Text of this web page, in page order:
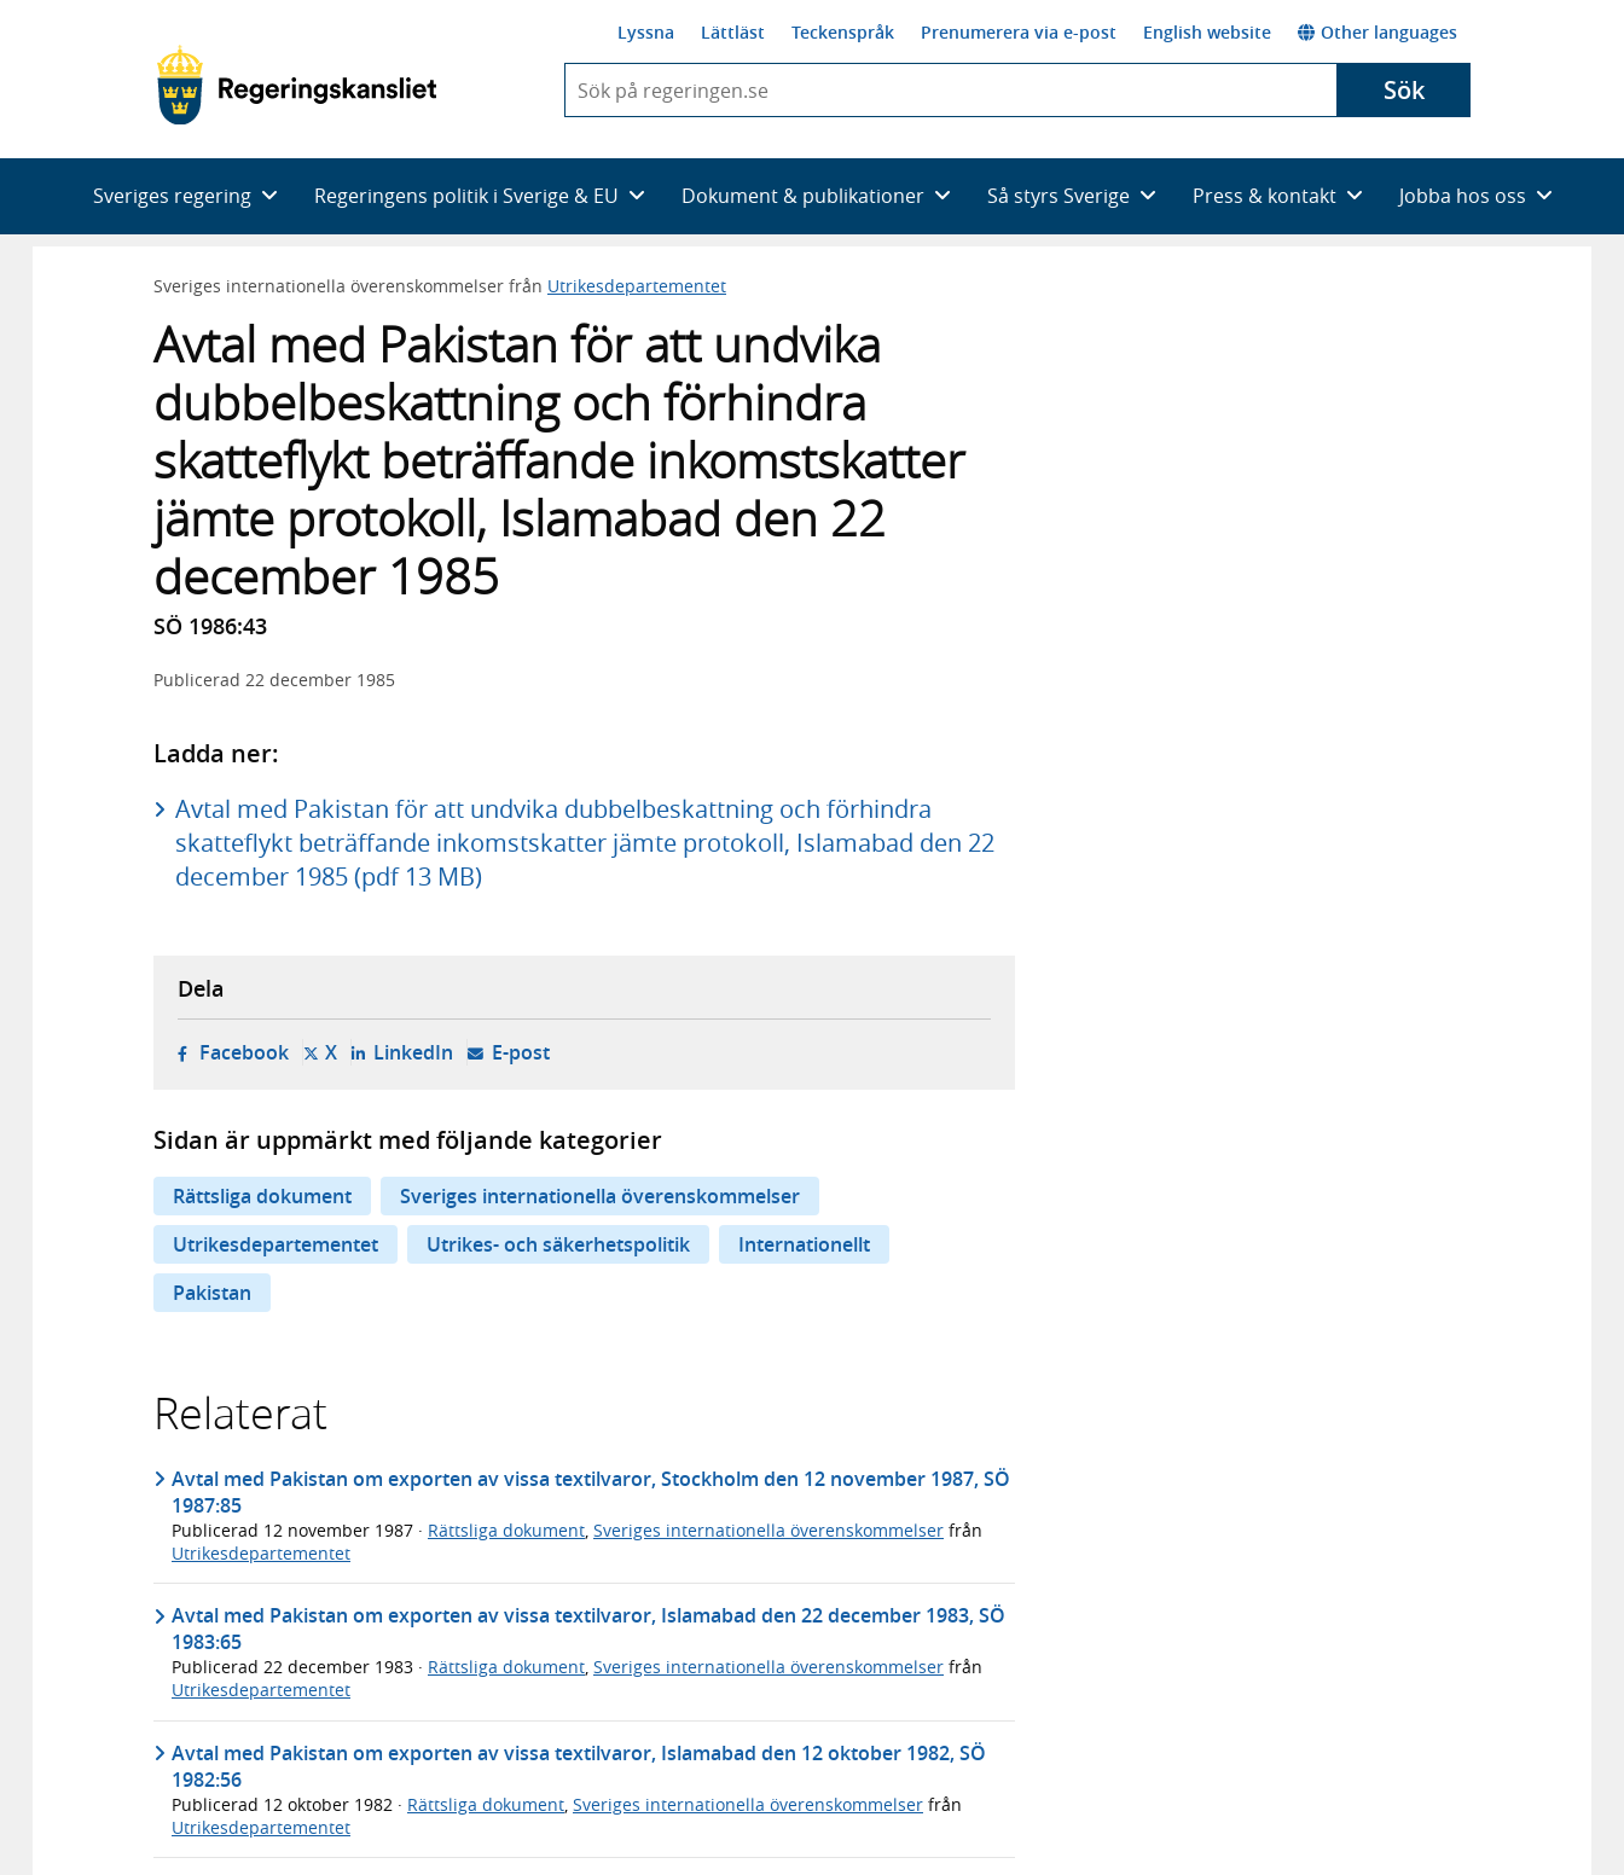
Lyssna Lättläst Teckenspråk Prenumerera via e-post English website Other languages
du
skriva
framträder
en
med
Sök
Sveriges regering Regeringens politik i Sverige & EU Dokument & publikationer Så styrs Sverige Press & kontakt Jobba hos oss
Sveriges internationella överenskommelser från Utrikesdepartementet
Avtal med Pakistan för att undvika
dubbelbeskattning och förhindra
skatteflykt beträffande inkomstskatter
jämte protokoll, Islamabad den 22
december 1985
SÖ 1986:43
Publicerad 22 december 1985
Ladda ner:
Avtal med Pakistan för att undvika dubbelbeskattning och förhindra
skatteflykt beträffande inkomstskatter jämte protokoll, Islamabad den 22
december 1985 (pdf 13 MB)
Dela
Facebook- öppnas i ny flik, extern webbplats,
X- öppnas i ny flik, extern webbplats,
LinkedIn- öppnas i ny flik, extern webbplats,
E-post- öppnar din e-postklient,
Sidan är uppmärkt med följande kategorier
Rättsliga dokument
Sveriges internationella överenskommelser
Utrikesdepartementet
Utrikes- och säkerhetspolitik
Internationellt
Pakistan
Relaterat
Avtal med Pakistan om exporten av vissa textilvaror, Stockholm den 12 november 1987, SÖ
1987:85
Publicerad 12 november 1987 · Rättsliga dokument Sveriges internationella överenskommelser från
Utrikesdepartementet
Avtal med Pakistan om exporten av vissa textilvaror, Islamabad den 22 december 1983, SÖ
1983:65
Publicerad 22 december 1983 · Rättsliga dokument, Sveriges internationella överenskommelser från
Utrikesdepartementet
Avtal med Pakistan om exporten av vissa textilvaror, Islamabad den 12 oktober 1982, SÖ
1982:56
Publicerad 12 oktober 1982 · Rättsliga dokument, Sveriges internationella överenskommelser från
Utrikesdepartementet